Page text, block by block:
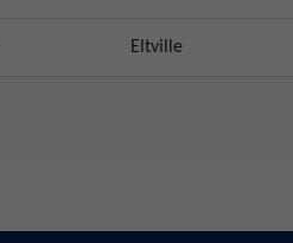
Eltville